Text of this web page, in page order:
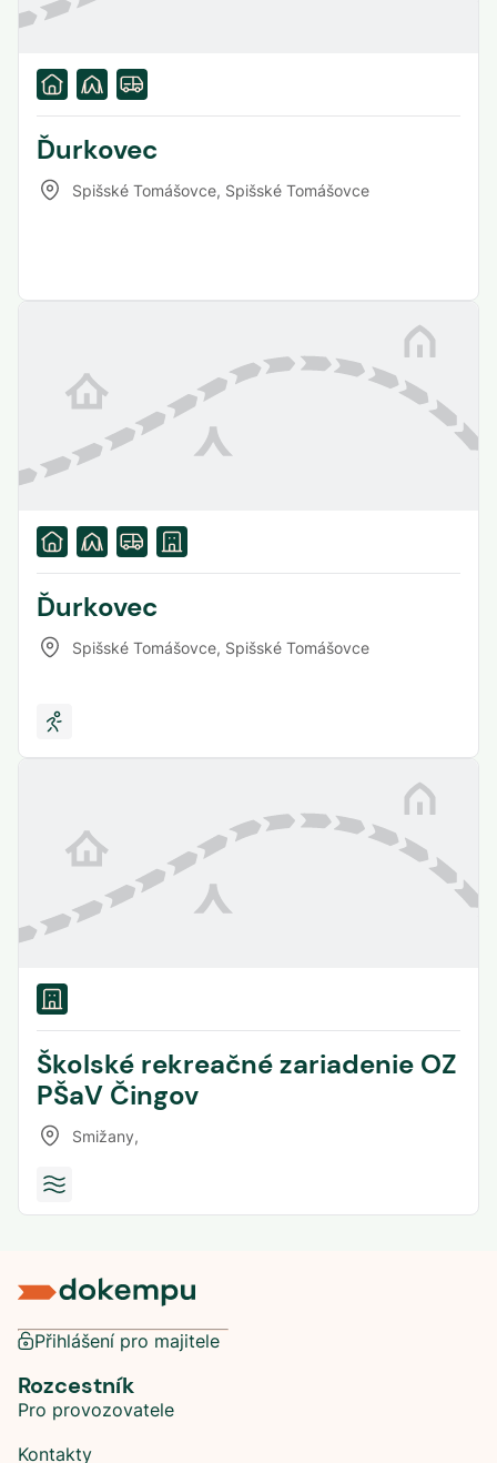
Ďurkovec
Spišské Tomášovce, Spišské Tomášovce
Ďurkovec
Spišské Tomášovce, Spišské Tomášovce
Školské rekreačné zariadenie OZ
PŠaV Čingov
Smižany,
Přihlášení pro majitele
Rozcestník
Pro provozovatele
Kontakty